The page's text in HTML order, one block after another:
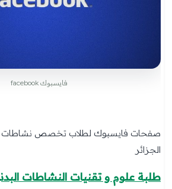
فايسبوك facebook
صفحات فايسبوك لطلاب تخصص نشاطات
الجزائر
طلبة علوم و تقنيات النشاطات